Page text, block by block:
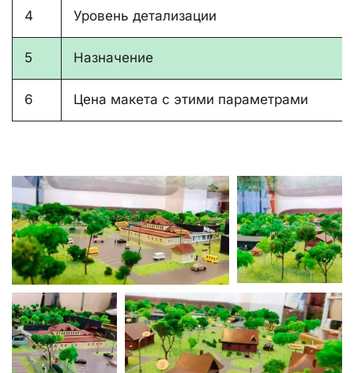
4 Уровень детализации
5 Назначение
6 Цена макета с этими параметрами